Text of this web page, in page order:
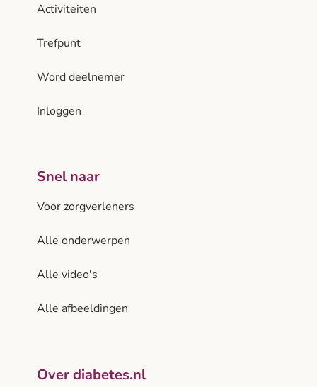
Activiteiten
Trefpunt
Word deelnemer
Inloggen
Snel naar
Voor zorgverleners
Alle onderwerpen
Alle video's
Alle afbeeldingen
Over diabetes.nl